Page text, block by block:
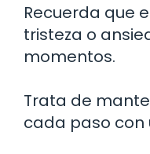
Recuerda que
tristeza o
momentos.
Trata de
cada paso con